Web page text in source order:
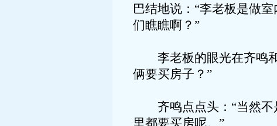
巴结地说：“李老板是做
们瞧瞧啊？”
李老板的眼光在齐鸣和
俩要买房子？”
齐鸣点点头：“当然不
里都要买房呢。”